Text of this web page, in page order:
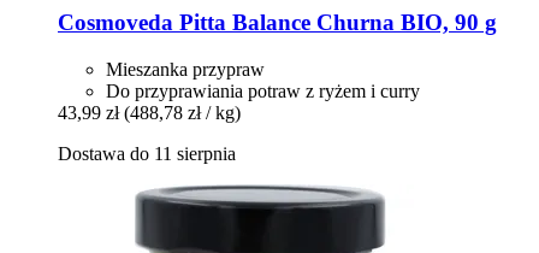
Cosmoveda Pitta Balance Churna BIO, 90 g
Mieszanka przypraw
Do przyprawiania potraw z ryżem i curry
43,99 zł (488,78 zł / kg)
Dostawa do 11 sierpnia